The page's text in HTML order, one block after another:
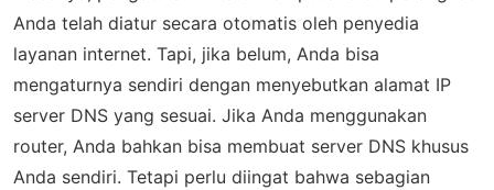
Anda telah diatur secara otomatis oleh penyedia
layanan internet. Tapi, jika belum, Anda bisa
mengaturnya sendiri dengan menyebutkan alamat IP
server DNS yang sesuai. Jika Anda menggunakan
router, Anda bahkan bisa membuat server DNS khusus
Anda sendiri. Tetapi perlu diingat bahwa sebagian